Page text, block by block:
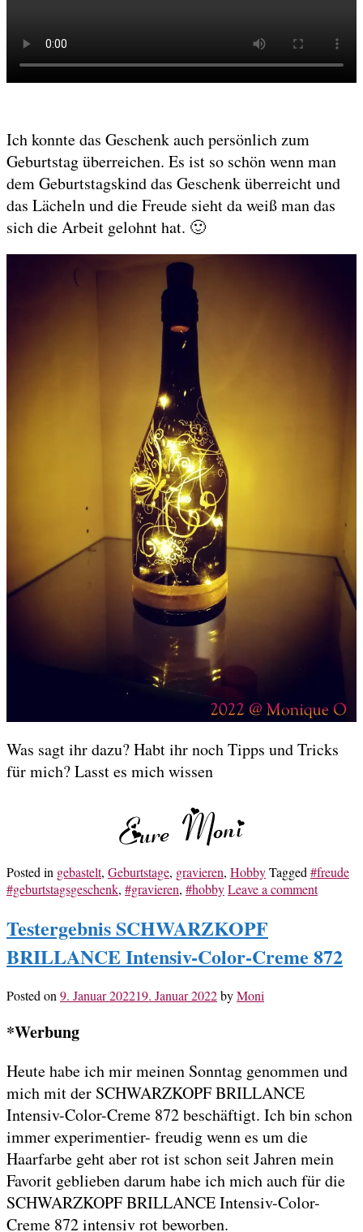
Ich konnte das Geschenk auch persönlich zum
Geburtstag überreichen. Es ist so schön wenn man
dem Geburtstagskind das Geschenk überreicht und
das Lächeln und die Freude sieht da weiß man das
sich die Arbeit gelohnt hat. 🙂
Was sagt ihr dazu? Habt ihr noch Tipps und Tricks
für mich? Lasst es mich wissen
Posted in gebastelt, Geburtstage, gravieren, HobbyTagged#freude
#geburtstagsgeschenk, #gravieren, #hobbyLeave a comment
Testergebnis SCHWARZKOPF
BRILLANCE Intensiv-Color-Creme 872
Posted on9. Januar 202219. Januar 2022byMoni
*Werbung
Heute habe ich mir meinen Sonntag genommen und
mich mit der SCHWARZKOPF BRILLANCE
Intensiv-Color-Creme 872 beschäftigt. Ich bin schon
immer experimentier- freudig wenn es um die
Haarfarbe geht aber rot ist schon seit Jahren mein
Favorit geblieben darum habe ich mich auch für die
SCHWARZKOPF BRILLANCE Intensiv-Color-
Creme 872 intensiv rot beworben.